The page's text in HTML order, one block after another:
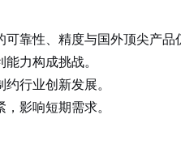
靠性、精度与国外顶尖产品
力构成挑战。
行业创新发展。
影响短期需求。